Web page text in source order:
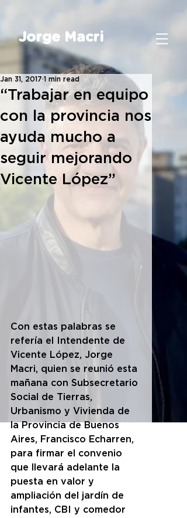
Jorge Macri
“Trabajar en equipo
con la provincia nos
ayuda mucho a
seguir mejorando
Vicente López”
Jan 31, 2017 1 min read
Con estas palabras se
refería el Intendente de
Vicente López, Jorge
Macri, quien se reunió esta
mañana con Subsecretario
Social de Tierras,
Urbanismo y Vivienda de
la Provincia de Buenos
Aires, Francisco Echarren,
para firmar el convenio
que llevará adelante la
puesta en valor y
ampliación del jardín de
infantes, CBI y comedor